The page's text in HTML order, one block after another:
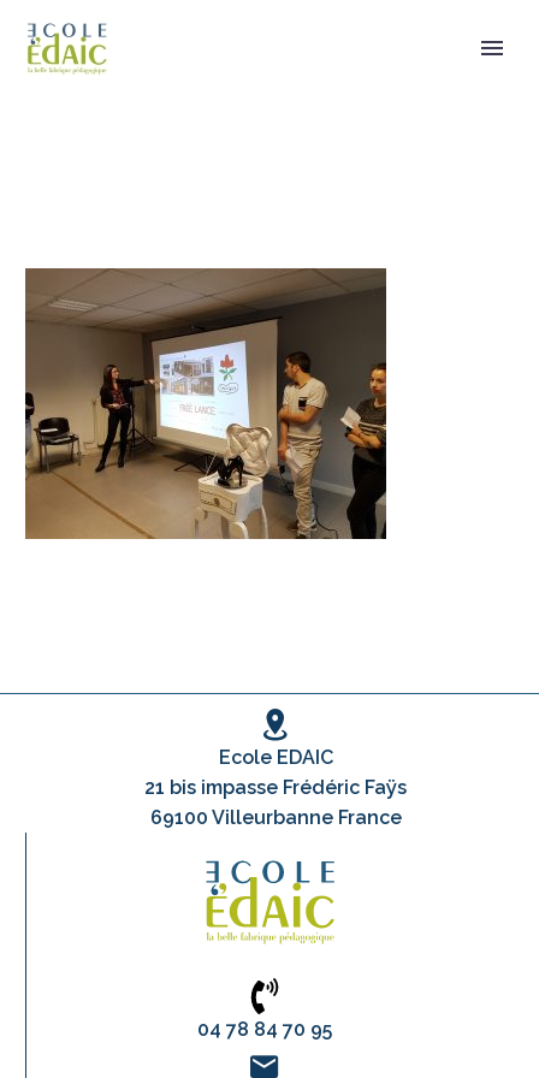
Ecole EDAIC
21 bis impasse Frédéric Faÿs
69100 Villeurbanne France
04 78 84 70 95